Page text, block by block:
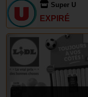
Super U
EXPIRÉ